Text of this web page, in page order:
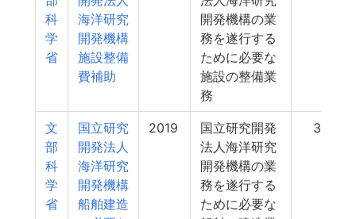
科
学
省
海洋研究
開発機構
施設整備
費補助
開発機構の業
務を遂行する
ために必要な
施設の整備業
務
文
部
科
学
省
国立研究
開発法人
海洋研究
開発機構
船舶建造
2019
国立研究開発
法人海洋研究
開発機構の業
務を遂行する
ために必要な
3,127